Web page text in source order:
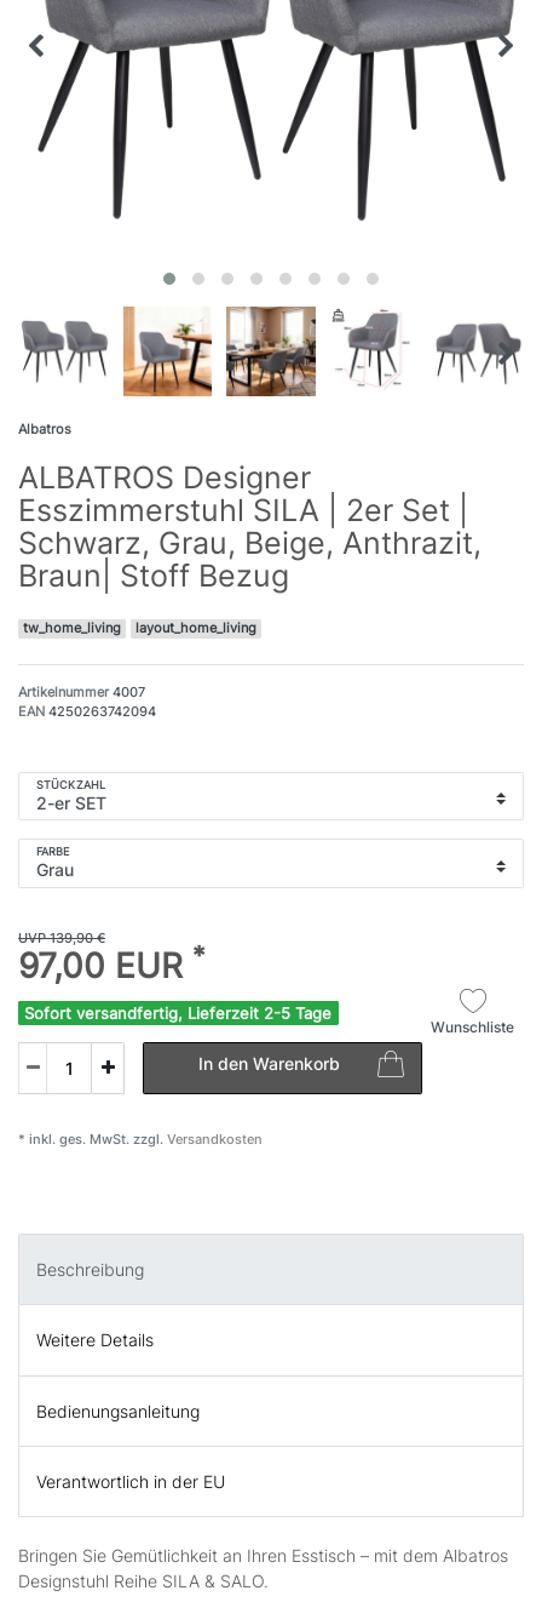
Albatros
ALBATROS Designer
Esszimmerstuhl SILA | 2er Set |
Schwarz, Grau, Beige, Anthrazit,
Braun| Stoff Bezug
tw_home_living layout_home_living
Artikelnummer4007
EAN 4250263742094
STÜCKZAHL
FARBE
UVP 139,90 €
97,00 EUR *
Sofort versandfertig, Lieferzeit 2-5 Tage
In den Warenkorb
Wunschliste
* inkl. ges. MwSt. zzgl. Versandkosten
Beschreibung
Weitere Details
Bedienungsanleitung
Verantwortlich in der EU
Bringen Sie Gemütlichkeit an Ihren Esstisch – mit dem Albatros
Designstuhl Reihe SILA & SALO.